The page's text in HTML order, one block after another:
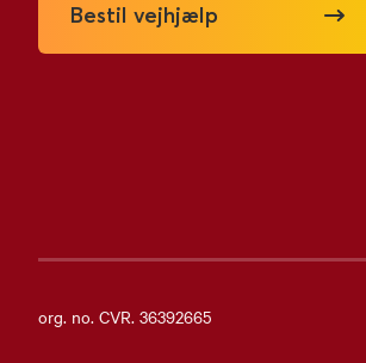
Bestil vejhjælp
org. no. CVR. 36392665